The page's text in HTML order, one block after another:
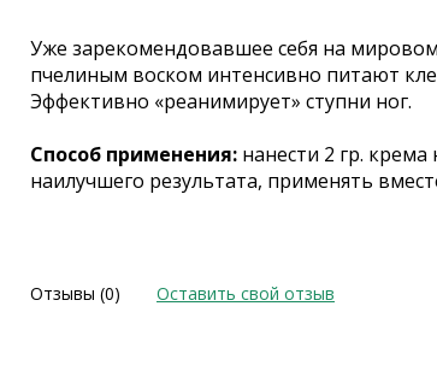
Уже зарекомендовавшее себя на
пчелиным воском интенсивно питают
Эффективно «реанимирует» ступни ног.
Способ применения: нанести 2 гр.
наилучшего результата, применять
Отзывы (0) Оставить свой отзыв